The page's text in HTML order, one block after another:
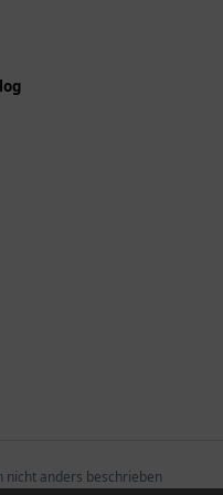
anders beschrieben